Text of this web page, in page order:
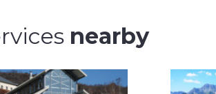
nearby